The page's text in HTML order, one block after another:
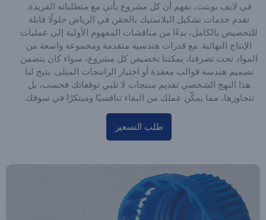
في لايف بوينت، نفهم أن كل مشروع يأتي مع متطلباته الفريدة.
تقدم خدمات تشكيل البلاستيك بالحقن في الرياض حلولًا قابلة
للتخصيص بالكامل، بدءًا من مناقشات المفهوم الأولية إلى عمليات
الإنتاج النهائية. مع قدرات هندسية متقدمة ومجموعة واسعة من
المواد تحت تصرفنا، يمكننا تخصيص كل مشروع، سواء كان يتضمن
تصميم هندسة قوالب معقدة أو اختيار الراتنجات المثلى. يتيح لنا
هذا النهج الشخصي تقديم منتجات لا تلبي توقعاتك فحسب، بل
تتجاوزها، مما يمكّن عملك من البقاء تنافسيًا ومبتكرًا في سوقك.
طلب التسعير